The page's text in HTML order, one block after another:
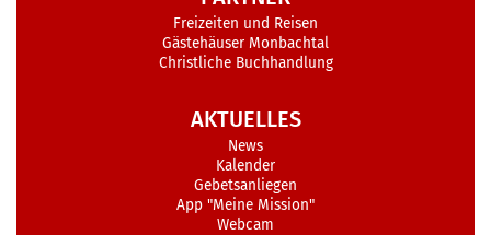
Freizeiten und Reisen
Gästehäuser Monbachtal
Christliche Buchhandlung
AKTUELLES
News
Kalender
Gebetsanliegen
App "Meine Mission"
Webcam